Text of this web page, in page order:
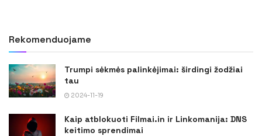
Rekomenduojame
Trumpi sėkmės palinkėjimai: širdingi žodžiai
tau
2024-11-19
Kaip atblokuoti Filmai.in ir Linkomanija: DNS
keitimo sprendimai